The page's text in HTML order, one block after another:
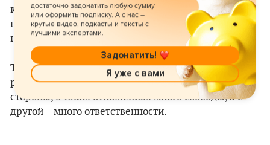
как решать финансовые вопросы, будет ли
полиаморный партнер тратить деньги на своего
нового возлюбленного и в каких пределах.
Также обсуждаются вопросы, связанные с
ревностью, виной и стыдом. Потому что, с одной
стороны, в таких отношениях много свободы, а с
другой – много ответственности.
достаточно задонатить любую сумму
или оформить подписку. А с нас –
крутые видео, подкасты и тексты с
лучшими экспертами.
Задонатить!
Я уже с вами